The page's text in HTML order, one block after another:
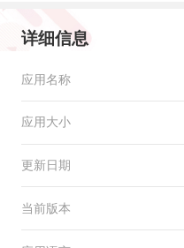
详细信息
应用名称
应用大小
更新日期
当前版本